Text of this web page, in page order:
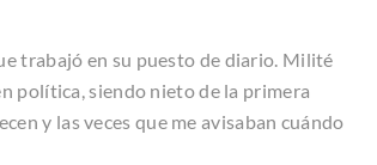
trabajó en su puesto de diario. Milité
política, siendo nieto de la primera
y las veces que me avisaban cuándo